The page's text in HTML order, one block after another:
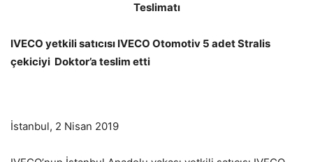
Teslimatı
IVECO yetkili satıcısı IVECO Otomotiv 5 adet Stralis
çekiciyi Doktor’a teslim etti
İstanbul, 2 Nisan 2019